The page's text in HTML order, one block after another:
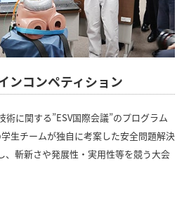
ンコンペティション
に関する”ESV国際会議”のプログラム
生チームが独自に考案した安全問題解決
、斬新さや発展性・実用性等を競う大会